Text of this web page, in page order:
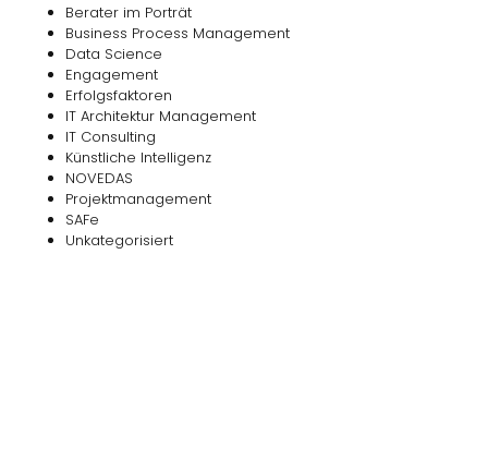
Berater im Porträt
Business Process Management
Data Science
Engagement
Erfolgsfaktoren
IT Architektur Management
IT Consulting
Künstliche Intelligenz
NOVEDAS
Projektmanagement
SAFe
Unkategorisiert